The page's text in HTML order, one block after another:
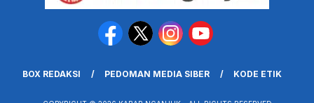
BOX REDAKSI PEDOMAN MEDIA SIBER KODE ETIK